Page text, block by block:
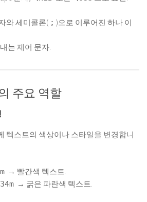
와 세미콜론( ; )으로 이루어진 하나 이
는 제어 문자.
주요 역할
텍스트의 색상이나 스타일을 변경합니
→ 빨간색 텍스트.
→ 굵은 파란색 텍스트.